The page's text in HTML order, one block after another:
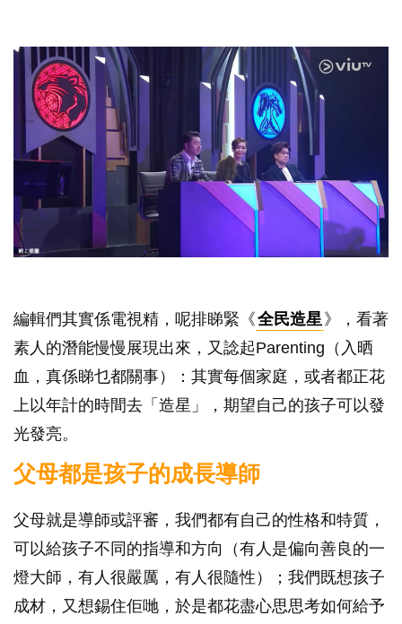
編輯們其實係電視精，呢排睇緊《全民造星 》，看著
素人的潛能慢慢展現出來，又諗起Parenting（入晒
血，真係睇乜都關事）：其實每個家庭，或者都正花
上以年計的時間去「造星」，期望自己的孩子可以發
光發亮。
父母都是孩子的成長導師
父母就是導師或評審，我們都有自己的性格和特質，
可以給孩子不同的指導和方向（有人是偏向善良的一
燈大師，有人很嚴厲，有人很隨性）；我們既想孩子
成材，又想錫住佢哋，於是都花盡心思思考如何給予